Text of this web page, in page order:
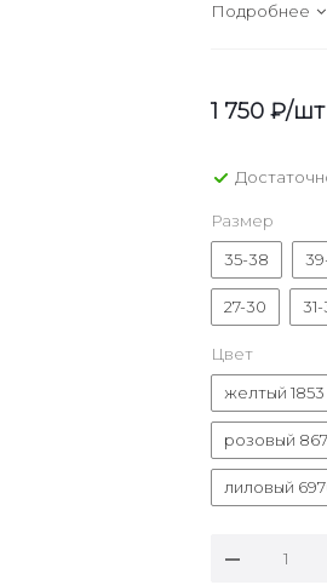
Подробнее
1 750 ₽/шт
Размер
35-38
27-30
Цвет
желтый 1853
розовый
лиловый